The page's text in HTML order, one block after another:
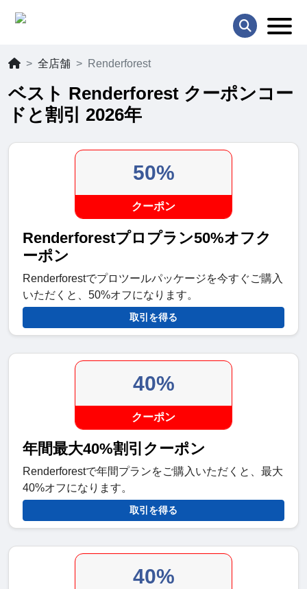
全店舗 Renderforest
ベスト Renderforest クーポンコー
ドと割引 2026年
50%
クーポン
Renderforestプロプラン50%オフク
ーポン
Renderforestでプロツールパッケージを今すぐご購入
いただくと、50%オフになります。
取引を得る
40%
クーポン
年間最大40%割引クーポン
Renderforestで年間プランをご購入いただくと、最大
40%オフになります。
取引を得る
40%